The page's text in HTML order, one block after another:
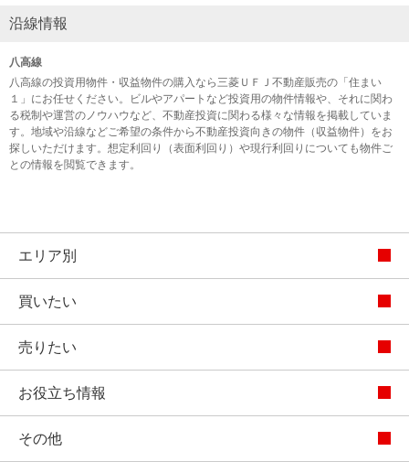
沿線情報
八高線
八高線の投資用物件・収益物件の購入なら三菱ＵＦＪ不動産販売の「住まい
１」にお任せください。ビルやアパートなど投資用の物件情報や、それに関わ
る税制や運営のノウハウなど、不動産投資に関わる様々な情報を掲載していま
す。地域や沿線などご希望の条件から不動産投資向きの物件（収益物件）をお
探しいただけます。想定利回り（表面利回り）や現行利回りについても物件ご
との情報を閲覧できます。
エリア別
買いたい
売りたい
お役立ち情報
その他